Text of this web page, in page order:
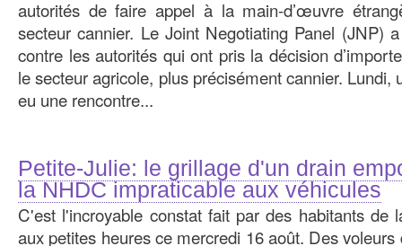
autorités de faire appel à la main-d’œuvre
secteur cannier. Le Joint Negotiating Panel (JNP)
contre les autorités qui ont pris la décision
le secteur agricole, plus précisément cannier. Lundi,
eu une rencontre...
Petite-Julie: le grillage d'un drain
la NHDC impraticable aux véhicules
C'est l'incroyable constat fait par des habitants de
aux petites heures ce mercredi 16 août. Des